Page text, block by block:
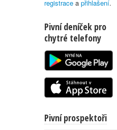
registrace a přihlašení.
Pivní deníček pro
chytré telefony
Pivní prospektoři